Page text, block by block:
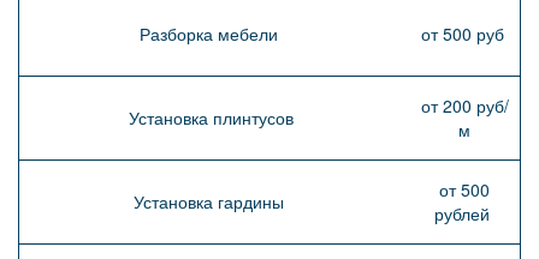
Разборка мебели от 500 руб
Установка плинтусов
от 200 руб/
м
Установка гардины
от 500
рублей